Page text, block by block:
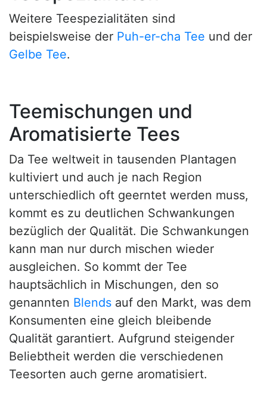
Weitere Teespezialitäten sind
beispielsweise der Puh-er-cha Tee und der
Gelbe Tee.
Teemischungen und
Aromatisierte Tees
Da Tee weltweit in tausenden Plantagen
kultiviert und auch je nach Region
unterschiedlich oft geerntet werden muss,
kommt es zu deutlichen Schwankungen
bezüglich der Qualität. Die Schwankungen
kann man nur durch mischen wieder
ausgleichen. So kommt der Tee
hauptsächlich in Mischungen, den so
genannten Blends auf den Markt, was dem
Konsumenten eine gleich bleibende
Qualität garantiert. Aufgrund steigender
Beliebtheit werden die verschiedenen
Teesorten auch gerne aromatisiert.